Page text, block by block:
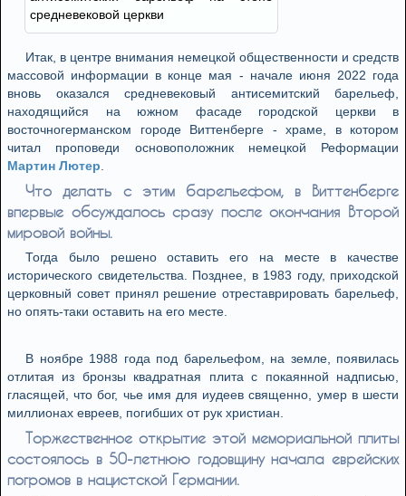
средневековой церкви
Итак, в центре внимания немецкой общественности и средств
массовой информации в конце мая - начале июня 2022 года
вновь оказался средневековый антисемитский барельеф,
находящийся на южном фасаде городской церкви в
восточногерманском городе Виттенберге - храме, в котором
читал проповеди основоположник немецкой Реформации
Мартин Лютер
Что делать с этим барельефом, в Виттенберге
впервые обсуждалось сразу после окончания Второй
мировой войны.
Тогда было решено оставить его на месте в качестве
исторического свидетельства. Позднее, в 1983 году, приходской
церковный совет принял решение отреставрировать барельеф,
но опять-таки оставить на его месте.
В ноябре 1988 года под барельефом, на земле, появилась
отлитая из бронзы квадратная плита с покаянной надписью,
гласящей, что бог, чье имя для иудеев священно, умер в шести
миллионах евреев, погибших от рук христиан.
Торжественное открытие этой мемориальной плиты
состоялось в 50-летнюю годовщину начала еврейских
погромов в нацистской Германии.